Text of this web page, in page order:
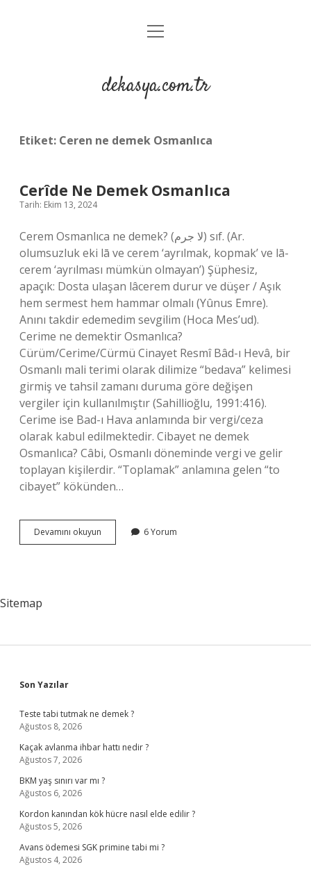
Anasayfa
Yasal Uyarı
menüyü
dekasya.com.tr
Etiket: Ceren ne demek Osmanlıca
Cerîde Ne Demek Osmanlıca
Tarih: Ekim 13, 2024
Cerem Osmanlıca ne demek? (ﻻ ﺟﺮﻡ) sıf. (Ar.
olumsuzluk eki lā ve cerem ‘ayrılmak, kopmak’ ve lā-
cerem ‘ayrılması mümkün olmayan’) Şüphesiz,
apaçık: Dosta ulaşan lâcerem durur ve düşer / Aşık
hem sermest hem hammar olmalı (Yûnus Emre).
Anını takdir edemedim sevgilim (Hoca Mes’ud).
Cerime ne demektir Osmanlıca?
Cürüm/Cerime/Cürmü Cinayet Resmî Bâd-ı Hevâ, bir
Osmanlı mali terimi olarak dilimize “bedava” kelimesi
girmiş ve tahsil zamanı duruma göre değişen
vergiler için kullanılmıştır (Sahillioğlu, 1991:416).
Cerime ise Bad-ı Hava anlamında bir vergi/ceza
olarak kabul edilmektedir. Cibayet ne demek
Osmanlıca? Câbi, Osmanlı döneminde vergi ve gelir
toplayan kişilerdir. “Toplamak” anlamına gelen “to
cibayet” kökünden…
Devamını okuyun
Ne
6 Yorum
Sitemap
Sidebar
Son Yazılar
Teste tabi tutmak ne demek ?
Ağustos 8, 2026
Kaçak avlanma ihbar hattı nedir ?
Ağustos 7, 2026
BKM yaş sınırı var mı ?
Ağustos 6, 2026
Kordon kanından kök hücre nasıl elde edilir ?
Ağustos 5, 2026
Avans ödemesi SGK primine tabi mi ?
Ağustos 4, 2026